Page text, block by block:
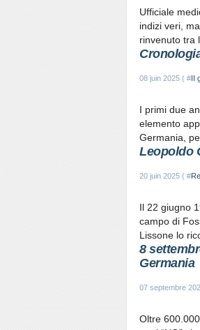
Ufficiale
indizi veri,
rinvenuto tra
08 juin 2025 ( #II
I primi due
elemento
Germania,
Leopoldo
20 juin 2025 ( #
Il 22 giugno
campo di
Lissone lo
8
Germania
07 septembre
Oltre